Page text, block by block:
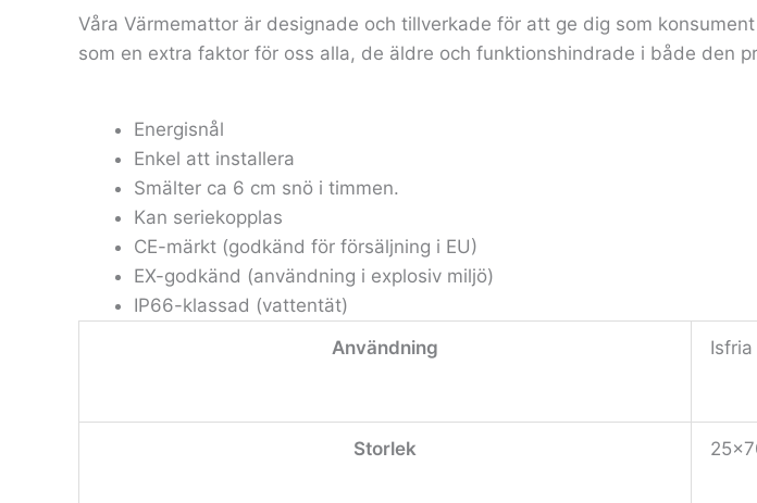
Våra Värmemattor är designade och tillverkade för att ge dig som
som en extra faktor för oss alla, de äldre och funktionshindrade i både den
Energisnål
Enkel att installera
Smälter ca 6 cm snö i timmen.
Kan seriekopplas
CE-märkt (godkänd för försäljning i EU)
EX-godkänd (användning i explosiv miljö)
IP66-klassad (vattentät)
Användning
Storlek